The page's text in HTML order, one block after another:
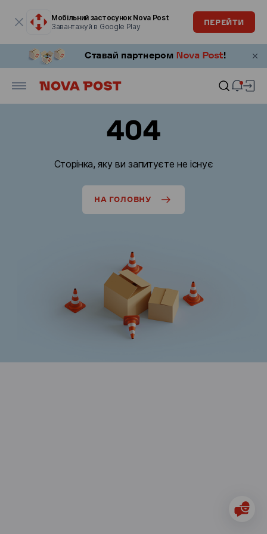
Мобільний застосунок Nova Post
Завантажуй в Google Play
ПЕРЕЙТИ
404
Сторінка, яку ви запитуєте не існує
НА ГОЛОВНУ